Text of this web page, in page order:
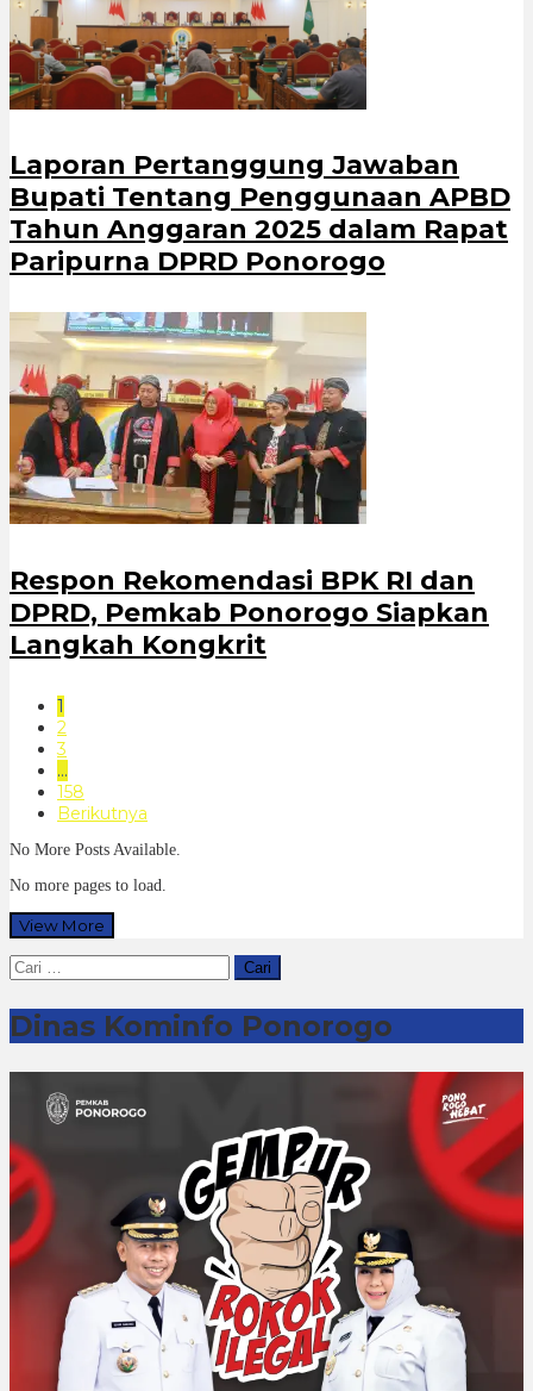
Laporan Pertanggung Jawaban
Bupati Tentang Penggunaan APBD
Tahun Anggaran 2025 dalam Rapat
Paripurna DPRD Ponorogo
Respon Rekomendasi BPK RI dan
DPRD, Pemkab Ponorogo Siapkan
Langkah Kongkrit
1
2
3
…
158
Berikutnya
No More Posts Available.
No more pages to load.
View More
Cari
untuk:
Dinas Kominfo Ponorogo